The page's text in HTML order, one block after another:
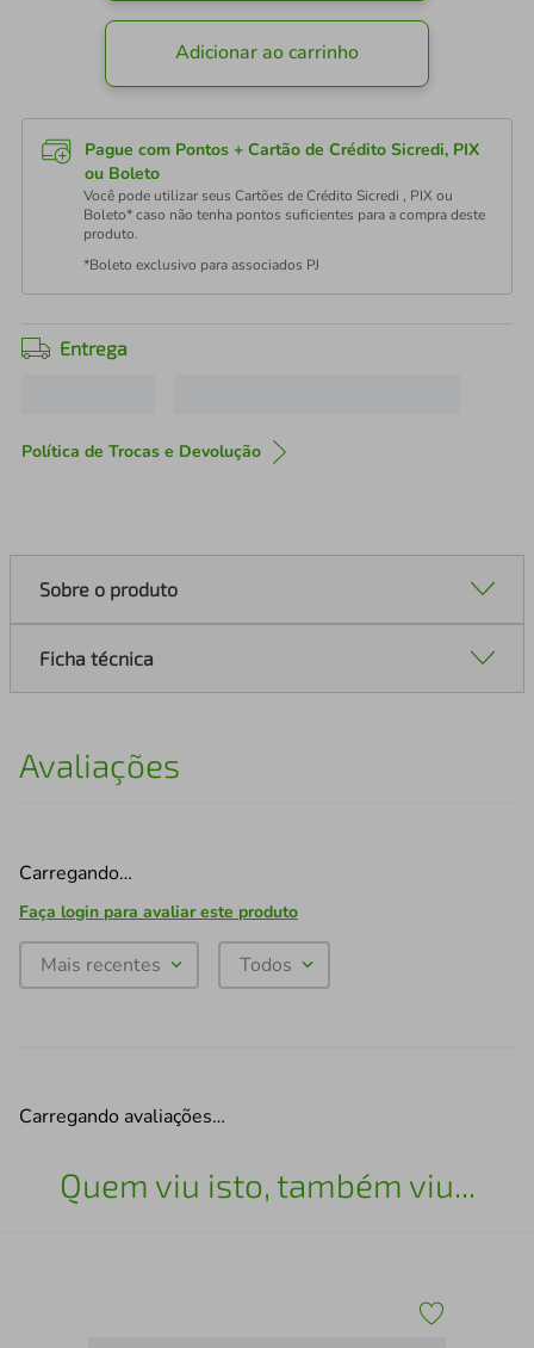
Adicionar ao carrinho
Pague com Pontos + Cartão de Crédito Sicredi, PIX
ou Boleto
Você pode utilizar seus Cartões de Crédito Sicredi , PIX ou
Boleto* caso não tenha pontos suficientes para a compra deste
produto.
*Boleto exclusivo para associados PJ
Entrega
Política de Trocas e Devolução
Sobre o produto
Ficha técnica
Avaliações
Carregando…
Faça login para avaliar este produto
Mais recentes Todos
Carregando avaliações…
Quem viu isto, também viu...